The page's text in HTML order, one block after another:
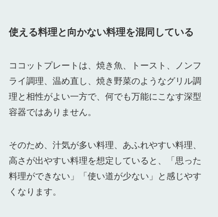
使える料理と向かない料理を混同している
ココットプレートは、焼き魚、トースト、ノンフ
ライ調理、温め直し、焼き野菜のようなグリル調
理と相性がよい一方で、何でも万能にこなす深型
容器ではありません。
そのため、汁気が多い料理、あふれやすい料理、
高さが出やすい料理を想定していると、「思った
料理ができない」「使い道が少ない」と感じやす
くなります。